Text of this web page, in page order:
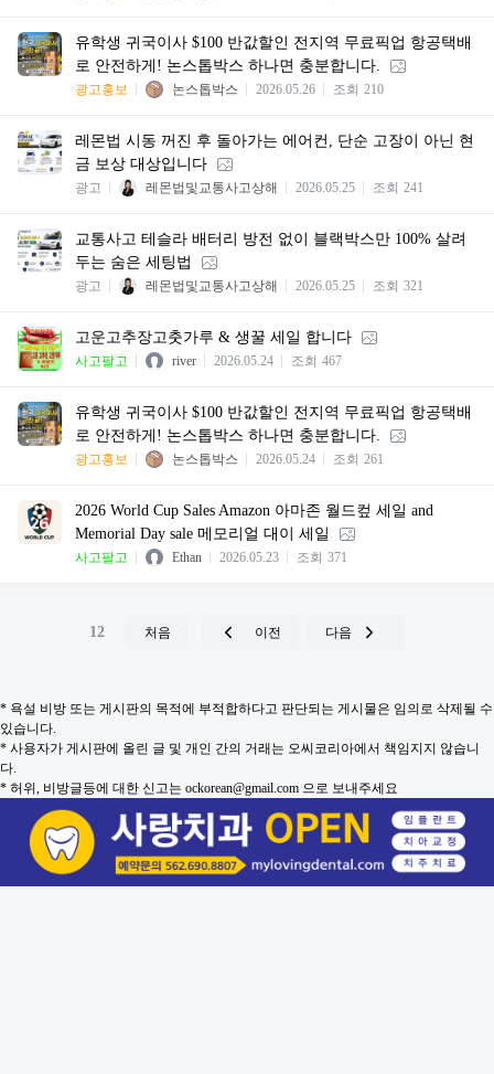
유학생 귀국이사 $100 반값할인 전지역 무료픽업 항공택배
로 안전하게! 논스톱박스 하나면 충분합니다.
광고홍보 논스톱박스 2026.05.26 조회 210
레몬법 시동 꺼진 후 돌아가는 에어컨, 단순 고장이 아닌 현
금 보상 대상입니다
광고 레몬법및교통사고상해 2026.05.25 조회 241
교통사고 테슬라 배터리 방전 없이 블랙박스만 100% 살려
두는 숨은 세팅법
광고 레몬법및교통사고상해 2026.05.25 조회 321
고운고추장고춧가루 & 생꿀 세일 합니다
사고팔고 river 2026.05.24 조회 467
유학생 귀국이사 $100 반값할인 전지역 무료픽업 항공택배
로 안전하게! 논스톱박스 하나면 충분합니다.
광고홍보 논스톱박스 2026.05.24 조회 261
2026 World Cup Sales Amazon 아마존 월드컾 세일 and
Memorial Day sale 메모리얼 대이 세일
사고팔고 Ethan 2026.05.23 조회 371
12 처음 이전 다음
* 욕설 비방 또는 게시판의 목적에 부적합하다고 판단되는 게시물은 임의로 삭제될 수
있습니다.
* 사용자가 게시판에 올린 글 및 개인 간의 거래는 오씨코리아에서 책임지지 않습니
다.
* 허위, 비방글등에 대한 신고는 ockorean@gmail.com 으로 보내주세요